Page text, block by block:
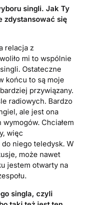
singli. Jak Ty
zdystansować się
relacja z
mi to wspólnie
Ostateczne
końcu to są moje
przywiązany.
radiowych. Bardzo
ale jest ona
Chciałem
więc
niego teledysk. W
może nawet
jestem otwarty na
singla, czyli